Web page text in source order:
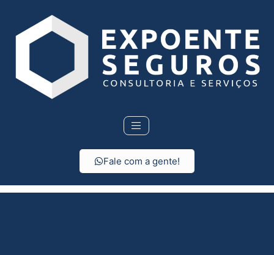
Fale com a gente!